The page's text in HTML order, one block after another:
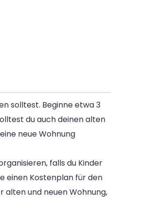
solltest. Beginne etwa 3
du auch deinen alten
neue Wohnung
falls du Kinder
einen Kostenplan für den
alten und neuen Wohnung,